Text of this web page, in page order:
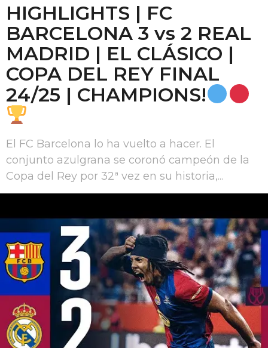
HIGHLIGHTS | FC
BARCELONA 3 vs 2 REAL
MADRID | EL CLÁSICO |
COPA DEL REY FINAL
24/25 | CHAMPIONS!
El FC Barcelona lo ha vuelto a hacer. El
conjunto azulgrana se coronó campeón de la
Copa del Rey por 32ª vez en su historia,...